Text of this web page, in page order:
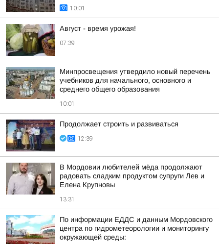
10:01
Август - время урожая!
07:39
Минпросвещения утвердило новый перечень
учебников для начального, основного и
среднего общего образования
10:01
Продолжает строить и развиваться
12:39
В Мордовии любителей мёда продолжают
радовать сладким продуктом супруги Лев и
Елена Крупновы
13:31
По информации ЕДДС и данным Мордовского
центра по гидрометеорологии и мониторингу
окружающей среды: